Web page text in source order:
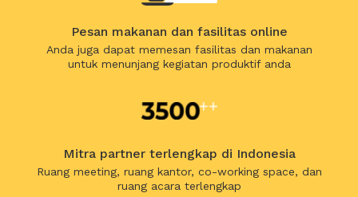
Pesan makanan dan fasilitas online
Anda juga dapat memesan fasilitas dan makanan
untuk menunjang kegiatan produktif anda
Mitra partner terlengkap di Indonesia
Ruang meeting, ruang kantor, co-working space, dan
ruang acara terlengkap